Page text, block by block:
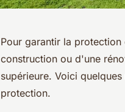
Pour garantir la
construction ou d'une
supérieure. Voici
protection.